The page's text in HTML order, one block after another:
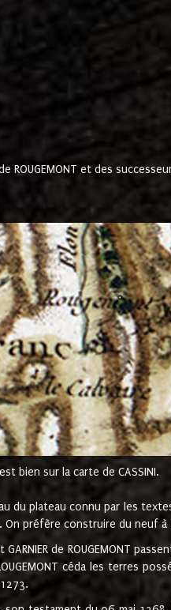
ROUGEMONT et des
bien sur la carte de CASSINI.
du plateau connu par les
préfère construire du neuf à
de ROUGEMONT
céda les terres